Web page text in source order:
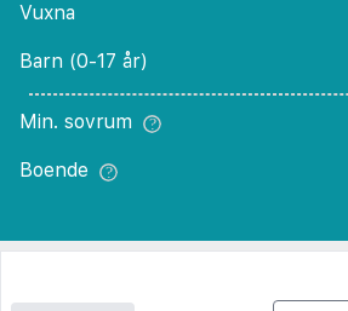
Vuxna
Barn (0-17 år)
Min. sovrum
Boende